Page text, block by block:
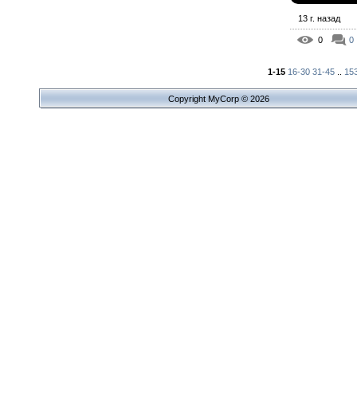
13 г. назад
0 0
1-15 16-30 31-45
Copyright MyCorp © 2026